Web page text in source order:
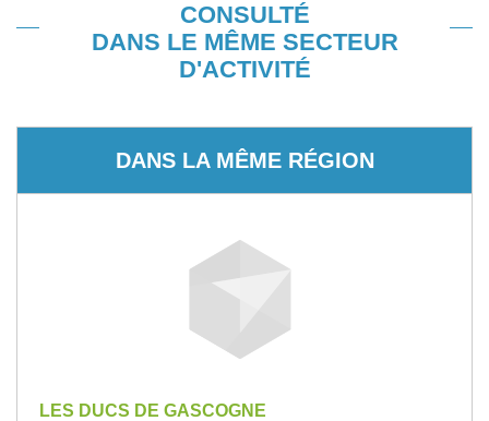
CONSULTÉ
DANS LE MÊME SECTEUR
D'ACTIVITÉ
DANS LA MÊME RÉGION
LES DUCS DE GASCOGNE